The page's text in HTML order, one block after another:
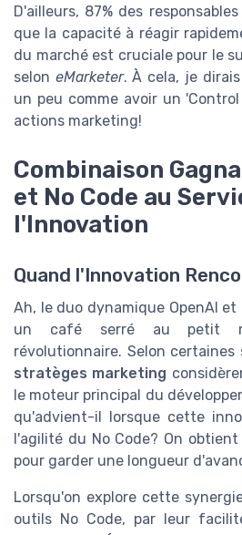
D'ailleurs, 87% des
que la capacité à réagir
du marché est cruciale pour le
selon eMarketer. À cela, je
un peu comme avoir un
actions marketing!
Combinaison
et No Code au
l'Innovation
Quand l'Innovation
Ah, le duo dynamique OpenAI et
un café serré au petit
révolutionnaire. Selon
stratèges marketing
le moteur principal du
qu'advient-il lorsque cette
l'agilité du No Code? On
pour garder une longueur
Lorsqu'on explore cette
outils No Code, par leur